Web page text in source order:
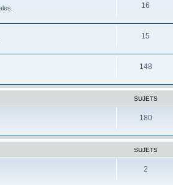
16
15
148
SUJETS
180
SUJETS
2